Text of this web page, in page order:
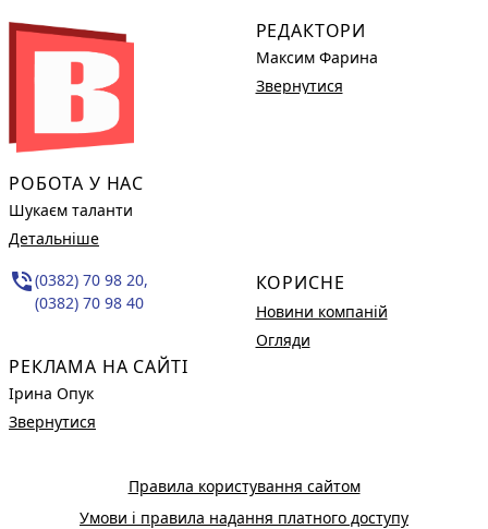
РОБОТА У НАС
Шукаєм таланти
Детальніше
phone_in_talk(0382) 70 98 20,
(0382) 70 98 40
РЕКЛАМА НА САЙТІ
Ірина Опук
Звернутися
РЕДАКТОРИ
Максим Фарина
Звернутися
КОРИСНЕ
Новини компаній
Огляди
Правила користування сайтом
Умови і правила надання платного доступу